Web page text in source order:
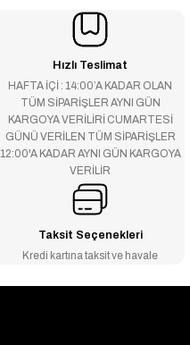
Hızlı Teslimat
HAFTA İÇİ : 14:00’A KADAR OLAN
TÜM SİPARİŞLER AYNI GÜN
KARGOYA VERİLİRİ CUMARTESİ
GÜNÜ VERİLEN TÜM SİPARİŞLER
12:00'A KADAR AYNI GÜN KARGOYA
VERİLİR
Taksit Seçenekleri
Kredi kartına taksit ve havale